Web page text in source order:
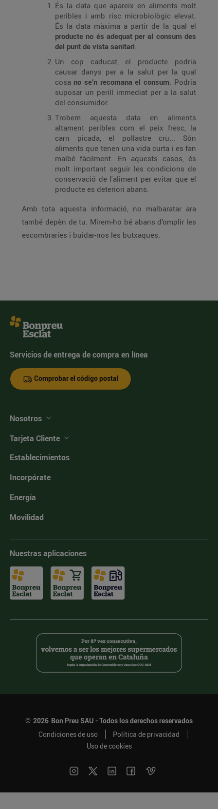
És la data que apareix en aliments molt
peribles i amb risc microbiològic elevat.
És la data màxima a partir de la qual el
producte no és adequat per al consum des
del punt de vista sanitari.
Un cop caducat, el producte podria
causar danys per a la salut per la qual
cosa no se’n recomana el consum. Podria
suposar un perill immediat per a la salut
del consumidor.
Trobem aquesta data en aliments
altament peribles com el peix fresc, la
carn picada, el pollastre cru... Són
aliments que tenen una vida curta i es fan
malbé fàcilment. En aquests casos, és
molt important seguir les condicions de
conservació de l'aliment per evitar que el
producte es deteriori abans.
Amb tota aquesta informació, no malbaratar ara
també depèn de tu. Mirem-ho bé abans d’omplir les
escombraries i buidar-nos les butxaques.
Servicios de entrega de compra en línea
Comprobar el código postal
Nosotros
Tarjeta Cliente
Establecimientos
Incorpórate
Energía
Movilidad
Nuestras aplicaciones
© 2026 Bon Preu SAU - Todos los derechos reservados
Condiciones de uso
Política de privacidad
Uso de cookies